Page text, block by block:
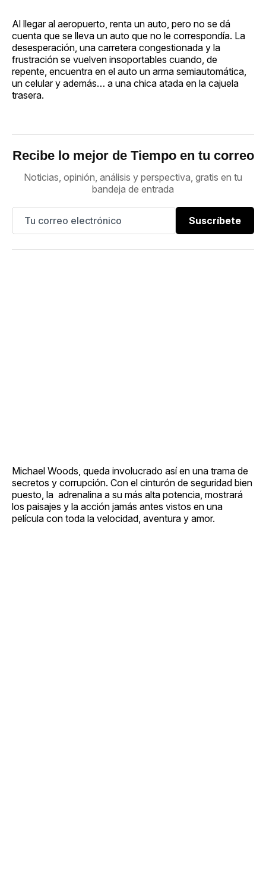
Al llegar al aeropuerto, renta un auto, pero no se dá
cuenta que se lleva un auto que no le correspondía. La
desesperación, una carretera congestionada y la
frustración se vuelven insoportables cuando, de
repente, encuentra en el auto un arma semiautomática,
un celular y además… a una chica atada en la cajuela
trasera.
Recibe lo mejor de Tiempo en tu correo
Noticias, opinión, análisis y perspectiva, gratis en tu
bandeja de entrada
Suscríbete
Michael Woods, queda involucrado así en una trama de
secretos y corrupción. Con el cinturón de seguridad bien
puesto, la adrenalina a su más alta potencia, mostrará
los paisajes y la acción jamás antes vistos en una
película con toda la velocidad, aventura y amor.